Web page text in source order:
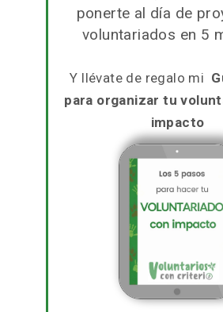
Si te gusta lo
leído,
dale un
solidario
bandeja de
Correos
ponerte al día de
voluntariados en 5